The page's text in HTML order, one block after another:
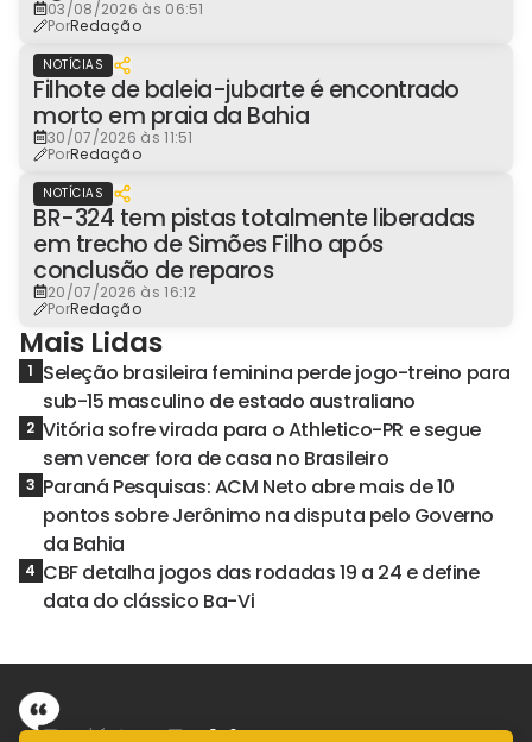
03/08/2026 às 06:51
PorRedação
NOTÍCIAS
Filhote de baleia-jubarte é encontrado
morto em praia da Bahia
30/07/2026 às 11:51
PorRedação
NOTÍCIAS
BR-324 tem pistas totalmente liberadas
em trecho de Simões Filho após
conclusão de reparos
20/07/2026 às 16:12
PorRedação
Mais Lidas
1 Seleção brasileira feminina perde jogo-treino para
sub-15 masculino de estado australiano
2 Vitória sofre virada para o Athletico-PR e segue
sem vencer fora de casa no Brasileiro
3 Paraná Pesquisas: ACM Neto abre mais de 10
pontos sobre Jerônimo na disputa pelo Governo
da Bahia
4 CBF detalha jogos das rodadas 19 a 24 e define
data do clássico Ba-Vi